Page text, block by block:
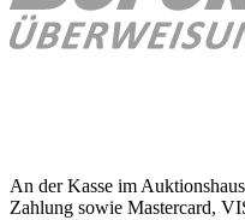
An der Kasse im
Zahlung sowie Mastercard,